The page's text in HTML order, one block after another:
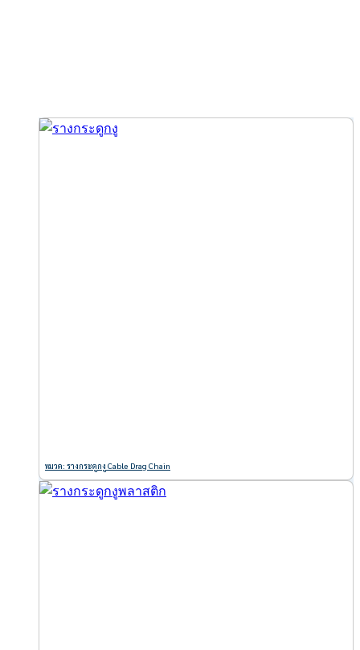
หมวด: รางกระดูกงู Cable Drag Chain